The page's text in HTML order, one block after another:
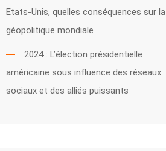
Etats-Unis, quelles conséquences sur la
géopolitique mondiale
2024 : L’élection présidentielle
américaine sous influence des réseaux
sociaux et des alliés puissants